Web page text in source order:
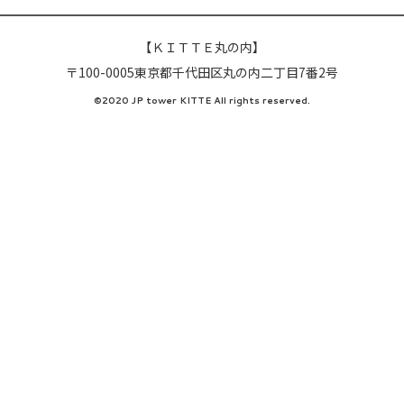
【ＫＩＴＴＥ丸の内】
〒100-0005東京都千代田区丸の内二丁目7番2号
©2020 JP tower KITTE All rights reserved.